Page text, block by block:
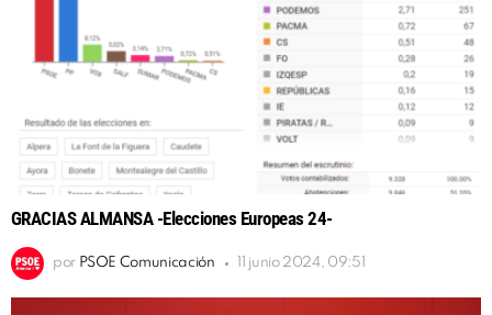
GRACIAS ALMANSA -Elecciones Europeas 24-
por PSOE Comunicación 11 junio 2024, 09:51